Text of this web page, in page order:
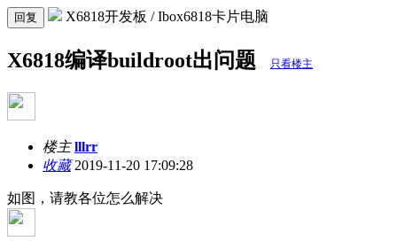
回复 X6818开发板 / Ibox6818卡片电脑
X6818编译buildroot出问题 只看楼主
楼主 lllrr
收藏2019-11-20 17:09:28
如图，请教各位怎么解决